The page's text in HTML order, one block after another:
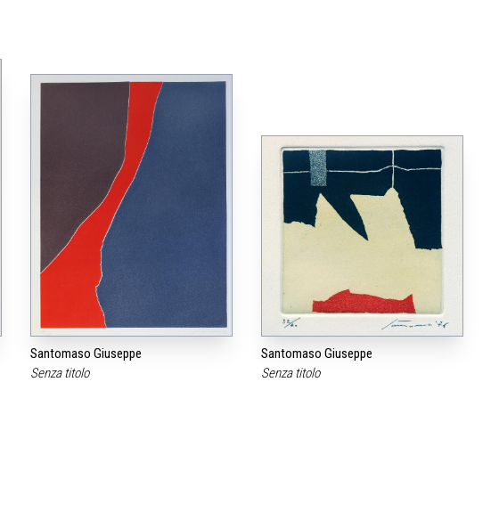
Santomaso Giuseppe
Senza titolo
Santomaso Giuseppe
Senza titolo